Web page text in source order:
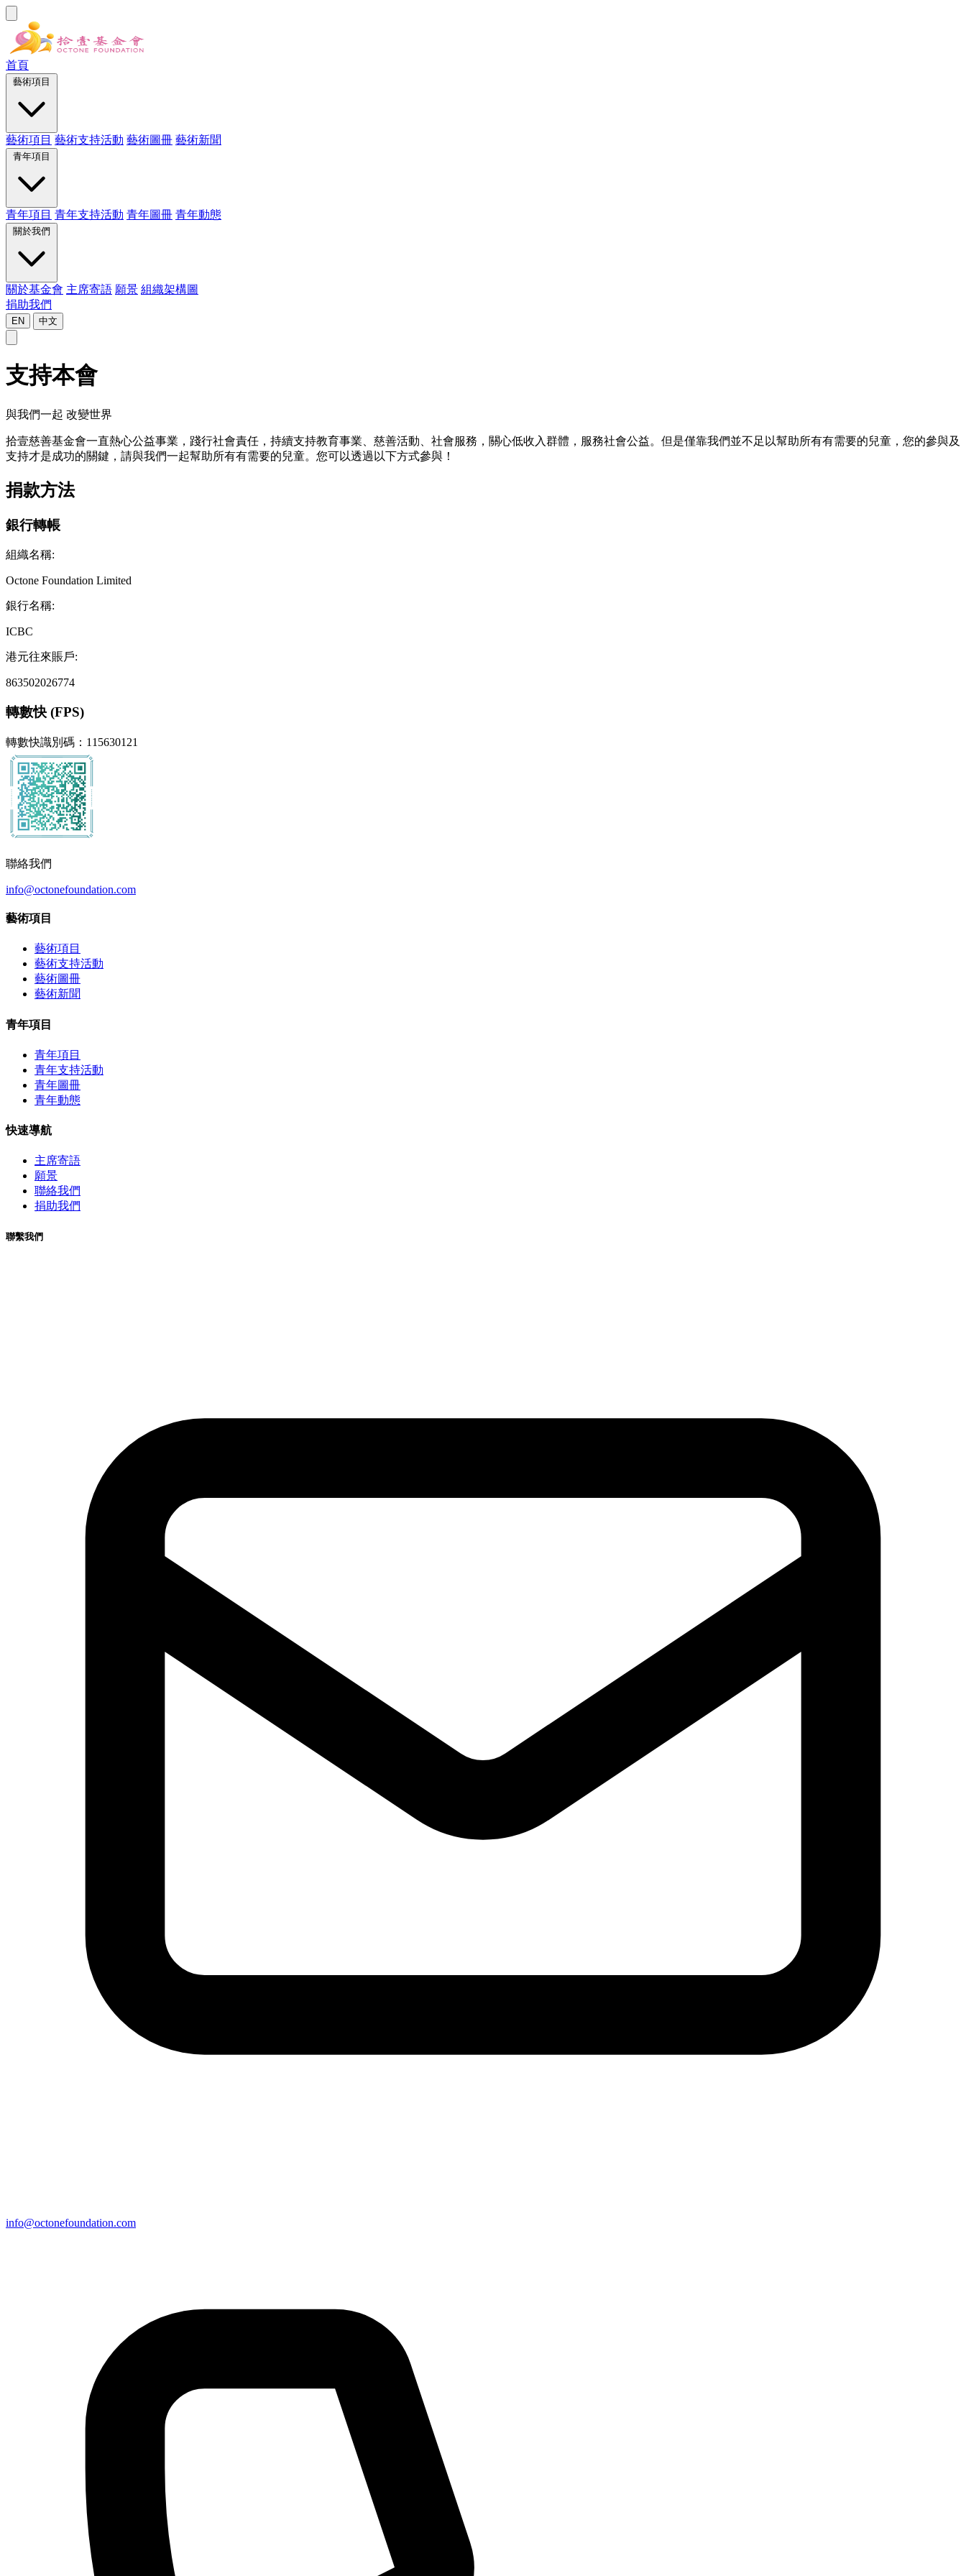
首頁
藝術項目 藝術支持活動 藝術圖冊 藝術新聞
青年項目 青年支持活動 青年圖冊 青年動態
關於基金會 主席寄語 願景 組織架構圖
捐助我們
EN 中文
支持本會
與我們一起 改變世界
拾壹慈善基金會一直熱心公益事業，踐行社會責任，持續支持教育事業、慈善活動、社會服務，關心低收入群體，服務社會公益。但是僅靠我們並不足以幫助所有有需要的兒童，您的參與及
支持才是成功的關鍵，請與我們一起幫助所有有需要的兒童。您可以透過以下方式參與！
捐款方法
銀行轉帳
組織名稱:
Octone Foundation Limited
銀行名稱:
ICBC
港元往來賬戶:
863502026774
轉數快 (FPS)
轉數快識別碼：115630121
聯絡我們
info@octonefoundation.com
藝術項目
藝術項目
藝術支持活動
藝術圖冊
藝術新聞
青年項目
青年項目
青年支持活動
青年圖冊
青年動態
快速導航
主席寄語
願景
聯絡我們
捐助我們
聯繫我們
info@octonefoundation.com